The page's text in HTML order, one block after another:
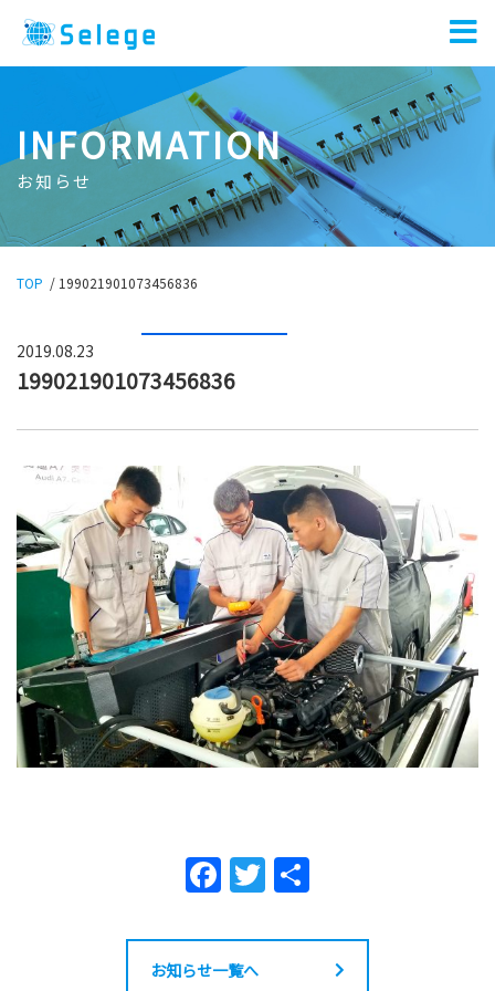
INFORMATION
お知らせ
TOP / 199021901073456836
2019.08.23
199021901073456836
F
a
c
T
w
itt
お知らせ一覧へ